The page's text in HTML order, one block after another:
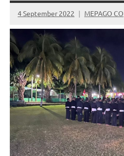
4 September 2022 MEPAGO CO
No
comments